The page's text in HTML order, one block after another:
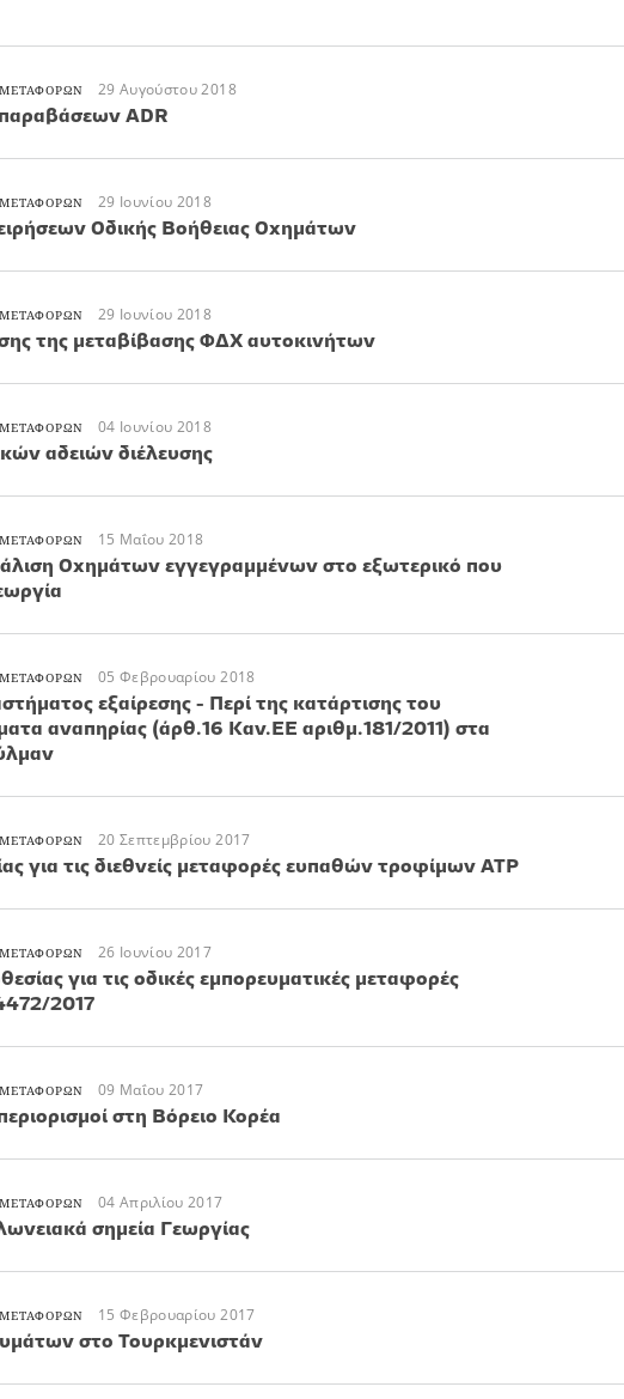
29 Αυγούστου 2018
ADR
29 Ιουνίου 2018
Οδικής Βοήθειας Οχημάτων
29 Ιουνίου 2018
της μεταβίβασης ΦΔΧ αυτοκινήτων
04 Ιουνίου 2018
αδειών διέλευσης
15 Μαΐου 2018
Οχημάτων εγγεγραμμένων στο εξωτερικό που
05 Φεβρουαρίου 2018
εξαίρεσης - Περί της κατάρτισης του
αναπηρίας (άρθ.16 Καν.ΕΕ αριθμ.181/2011) στα
20 Σεπτεμβρίου 2017
για τις διεθνείς μεταφορές ευπαθών τροφίμων ΑΤΡ
26 Ιουνίου 2017
για τις οδικές εμπορευματικές μεταφορές
2017
09 Μαΐου 2017
στη Βόρειο Κορέα
04 Απριλίου 2017
σημεία Γεωργίας
15 Φεβρουαρίου 2017
στο Τουρκμενιστάν